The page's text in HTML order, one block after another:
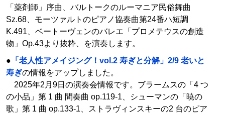
「薬剤師」序曲、バルトークのルーマニア民俗舞曲
Sz.68、モーツァルトのピアノ協奏曲第24番ハ短調
K.491、ベートーヴェンのバレエ「プロメテウスの創造
物」Op.43より抜粋、を演奏します。
● 「老人性アメイジング！vol.2 寿ぎと分解」2/9 老いと
寿ぎの情報をアップしました。
2025年2月9日の演奏会情報です。ブラームスの「4 つ
の小品」第 1 曲 間奏曲 op.119-1、シューマンの「暁の
歌」第 1 曲 op.133-1、ストラヴィンスキーの2 台のピア